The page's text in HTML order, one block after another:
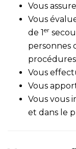
Vous
Vous
de 1er
personnes
Vous
Vous
Vous vous
et dans le